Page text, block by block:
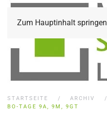
Zum Hauptinhalt springen
STARTSEITE ARCHIV
BO-TAGE 9A, 9M, 9GT